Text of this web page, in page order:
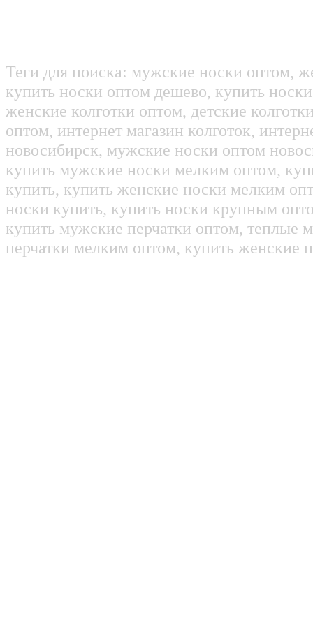
Теги для поиска: мужские носки оптом,
купить носки оптом дешево, купить
женские колготки оптом, детские
оптом, интернет магазин колготок,
новосибирск, мужские носки оптом
купить мужские носки мелким оптом,
купить, купить женские носки мелким
носки купить, купить носки крупным
купить мужские перчатки оптом, теплые
перчатки мелким оптом, купить женские